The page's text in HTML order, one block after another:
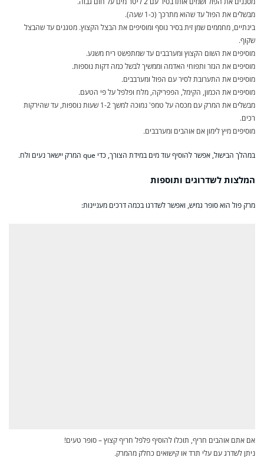
מבשלים את הפול עד שהוא מתרכך (כ-1 שעה).
בינתיים, מחממים שמן זית בסיר נוסף ומוסיפים את הבצל הקצוץ. מטגנים עד שהבצל
שקוף.
מוסיפים את השום הקצוץ ומערבבים עד שמתפשט ריח משגע.
מוסיפים את הגזר ותפוחי האדמה וממשיך לבשל כמה דקות נוספות.
מוסיפים את התערובת לסיר עם הפול ומערבבים.
מוסיפים את הכמון, הקימל, הפפריקה, מלח ופלפל על פי הטעם.
מבשלים את המרק עם מכסה על טמפ' נמוכה למשך 1-2 שעות נוספות, עד שהירקות
רכים.
מוסיפים מיץ לימון אם אוהבים ומערבבים.
במהלך הבישול, אפשר להוסיף עוד מים במידת הצורך, כדי que המרק יישאר נעים ולח.
המלצות לשדרוגים ותוספות
מרק פול הוא סופר גמיש, ואפשר לשדרגו בכמה דרכים מעניינות:
אם אתם אוהבים חריף, תוכלו להוסיף פלפל חריף קצוץ – סופר טעים!
ניתן לשדרג עם עלי תרד או קישואים כחלק מהמרק.